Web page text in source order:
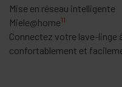
Mise en réseau intelligente
Miele@home11
Connectez votre lave-linge
confortablement et